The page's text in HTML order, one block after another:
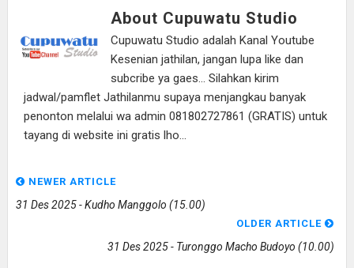
About Cupuwatu Studio
Cupuwatu Studio adalah Kanal Youtube
Kesenian jathilan, jangan lupa like dan
subcribe ya gaes... Silahkan kirim
jadwal/pamflet Jathilanmu supaya menjangkau banyak
penonton melalui wa admin 081802727861 (GRATIS) untuk
tayang di website ini gratis lho...
NEWER ARTICLE
31 Des 2025 - Kudho Manggolo (15.00)
OLDER ARTICLE
31 Des 2025 - Turonggo Macho Budoyo (10.00)